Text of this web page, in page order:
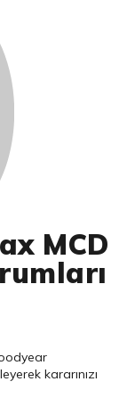
MCD
kararınızı